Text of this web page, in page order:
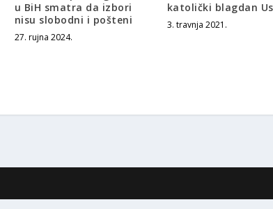
u BiH smatra da izbori
nisu slobodni i pošteni
27. rujna 2024.
katolički blagdan
3. travnja 2021.